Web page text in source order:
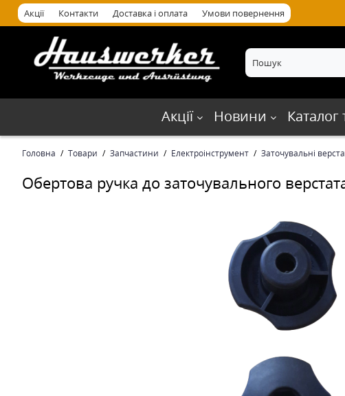
Акції Контакти Доставка і оплата Умови повернення
Акції Новини Каталог
Головна Товари Запчастини Електроінструмент Заточувальні
Обертова ручка до заточувального